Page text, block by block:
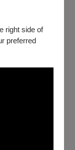
right side of
preferred
1982)
斯／曲
bat